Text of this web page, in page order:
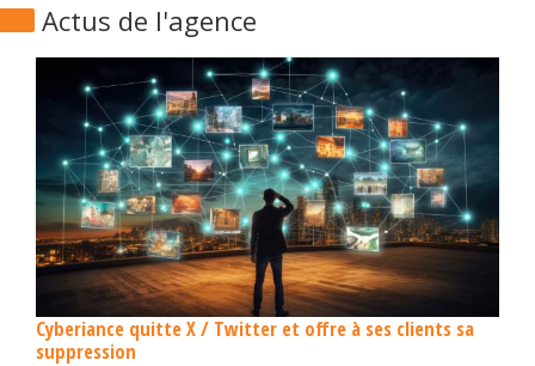
Actus de l'agence
Cyberiance quitte X / Twitter et offre à ses clients sa
suppression